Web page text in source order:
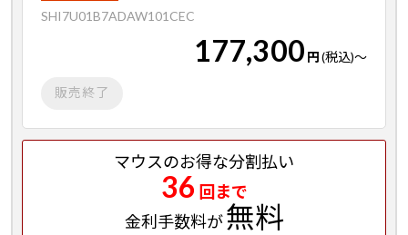
SHI7U01B7ADAW101CEC
177,300 円(税込)～
販売終了
マウスのお得な分割払い
36 回まで
金利手数料が無料